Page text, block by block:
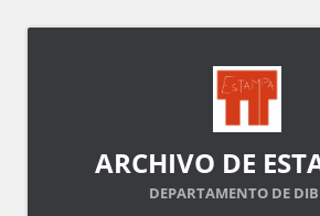
ARCHIVO DE
DEPARTAMENTO DE